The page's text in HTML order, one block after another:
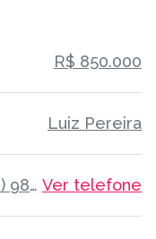
R$ 850.000
Luiz Pereira
(19) 98805-3582 Ver telefone